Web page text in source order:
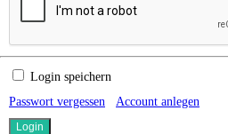
Login speichern
Passwort vergessen
Account anlegen